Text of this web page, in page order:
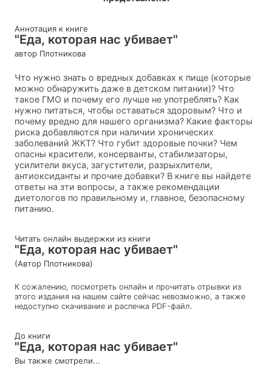
Аннотация к книге
"Еда, которая нас убивает"
автор Плотникова
Что нужно знать о вредных добавках к пище (которые
можно обнаружить даже в детском питании)? Что
такое ГМО и почему его лучше не употреблять? Как
нужно питаться, чтобы оставаться здоровым? Что и
почему вредно для нашего организма? Какие факторы
риска добавляются при наличии хронических
заболеваний ЖКТ? Что губит здоровые почки? Чем
опасны красители, консерванты, стабилизаторы,
усилители вкуса, загустители, разрыхлители,
антиоксиданты и прочие добавки? В книге вы найдете
ответы на зти вопросы, а также рекомендации
диетологов по правильному и, главное, безопасному
питанию.
Читать онлайн выдержки из книги
"Еда, которая нас убивает"
(Автор Плотникова)
К сожалению, посмотреть онлайн и прочитать отрывки из
этого издания на нашем сайте сейчас невозможно, а также
недоступно скачивание и распечка PDF-файл.
До книги
"Еда, которая нас убивает"
Вы также смотрели...